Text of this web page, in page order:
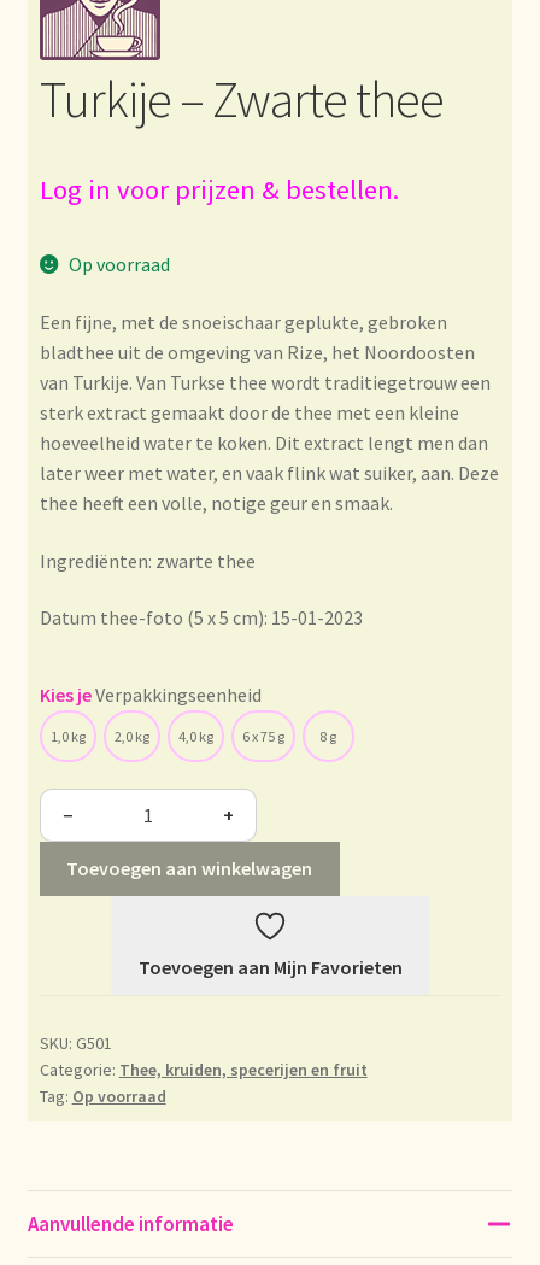
Bezahlung und Rabatte
Bienvenue dans notre commerce de gros de thé !
Certificados ecológicos.
Certificats biologiques
Commande et délai de livraison
Condiciones generales
Conditions générales
Contact
Contact
Contacto
Datenschutzerklärung
Declaración de privacidad
Devoluciones y garantía
Envío y entrega
Turkije – Zwarte thee
Log in voor prijzen & bestellen.
Op voorraad
Een fijne, met de snoeischaar geplukte, gebroken
bladthee uit de omgeving van Rize, het Noordoosten
van Turkije. Van Turkse thee wordt traditiegetrouw een
sterk extract gemaakt door de thee met een kleine
hoeveelheid water te koken. Dit extract lengt men dan
later weer met water, en vaak flink wat suiker, aan. Deze
thee heeft een volle, notige geur en smaak.
Ingrediënten: zwarte thee
Datum thee-foto (5 x 5 cm): 15-01-2023
Verpakkingseenheid
1,0 kg 2,0 kg 4,0 kg 6 x 75 g 8 g
− +
Toevoegen aan winkelwagen
Toevoegen aan Mijn Favorieten
SKU: G501
Categorie: Thee, kruiden, specerijen en fruit
Tag: Op voorraad
Aanvullende informatie